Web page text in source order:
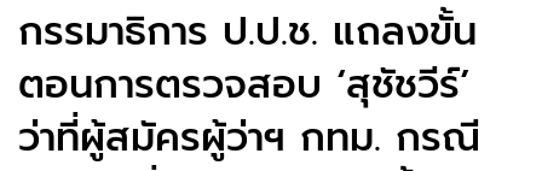
กรรมาธิการ ป.ป.ช. แถลงขั้น
ตอนการตรวจสอบ ‘สุชัชวีร์’
ว่าที่ผู้สมัครผู้ว่าฯ กทม. กรณี